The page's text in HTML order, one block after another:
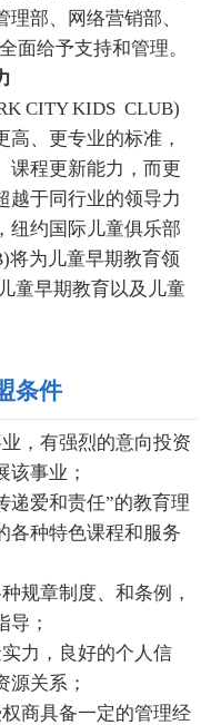
部、网络营销部、
面给予支持和管理。
CITY KIDS CLUB)
、更专业的标准，
课程更新能力，而更
越于同行业的领导力
纽约国际儿童俱乐部
将为儿童早期教育领
童早期教育以及儿童
条件
，有强烈的意向投资
该事业；
递爱和责任”的教育理
各种特色课程和服务
规章制度、和条例，
导；
力，良好的个人信
源关系；
商具备一定的管理经